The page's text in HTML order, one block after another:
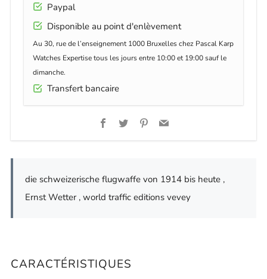
Paypal
Disponible au point d'enlèvement
Au 30, rue de l’enseignement 1000 Bruxelles chez Pascal Karp
Watches Expertise tous les jours entre 10:00 et 19:00 sauf le
dimanche.
Transfert bancaire
Facebook
TwitterPinterest
Email
die schweizerische flugwaffe von 1914 bis heute ,
Ernst Wetter , world traffic editions vevey
CARACTÉRISTIQUES